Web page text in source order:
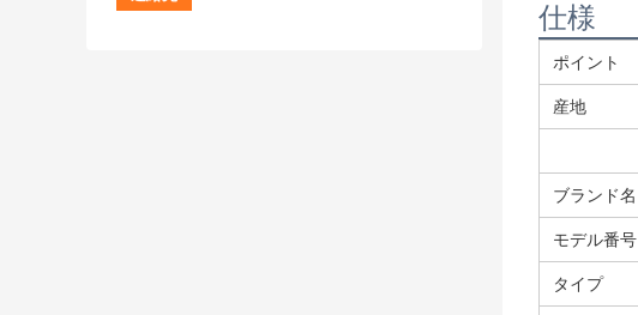
仕様
ポイント
産地
ブランド名
モデル番号
タイプ